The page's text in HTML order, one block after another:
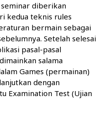
diberikan
kedua teknis rules
bermain sebagai
Setelah selesai
pasal-pasal
salama
Games (permainan)
dengan
Examination Test (Ujian